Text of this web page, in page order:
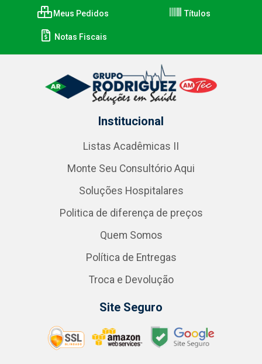
Meus Pedidos Títulos
Notas Fiscais
Institucional
Listas Acadêmicas II
Monte Seu Consultório Aqui
Soluções Hospitalares
Politica de diferença de preços
Quem Somos
Política de Entregas
Troca e Devolução
Site Seguro